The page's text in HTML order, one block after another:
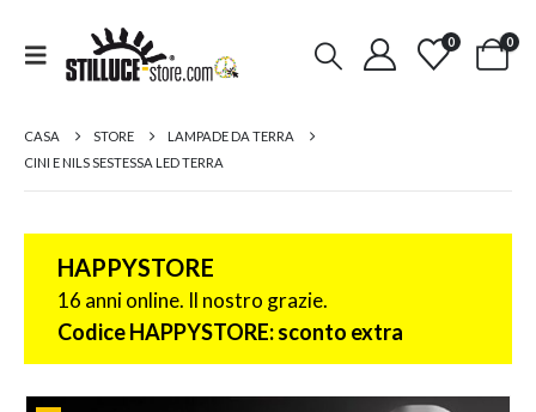
0 0
CASA STORE
LAMPADE DA TERRA
CINI E NILS SESTESSA LED TERRA
HAPPYSTORE
16 anni online. Il nostro grazie.
Codice HAPPYSTORE: sconto extra